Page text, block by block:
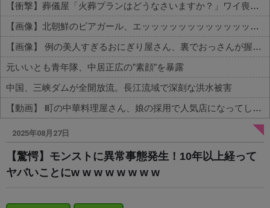
【衝撃】葬儀屋「火葬プランはどうなさいますか？」ワイ喪主「直葬で(即答)」→結果ァw w w w w w w w w w
【画像】北朝鮮のビアガール、エッッッッッッッッッッッッッッッッッ！
【画像】 例の美人すぎるおにぎり屋さん、裏でおっさんが握っていたｗｗｗｗｗｗｗｗｗｗｗｗｗｗｗｗｗ
元いいとも青年隊、中居正広の”素顔”を暴露
中国、三峡ダムが全開放流。長江流域で深刻な洪水被害
【動画】 町の中華料理屋さん、娘の採用で人気店になってしまう
Powered by livedoor 相互RSS
2025年08月27日
【驚愕】モンストに異常事態発生！10年以上経って
ヤバいことにw w w w w w w w